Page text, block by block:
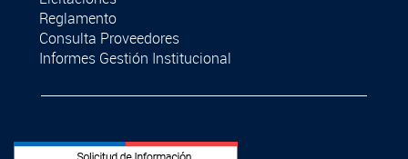
Reglamento
Consulta Proveedores
Informes Gestión Institucional